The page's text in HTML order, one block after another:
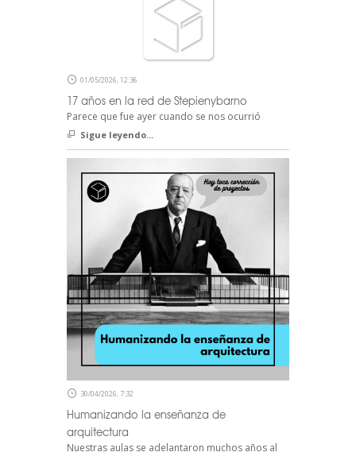
01/05/2026, 12:36
17 años en la red de Stepienybarno
Parece que fue ayer cuando se nos ocurrió
Sigue leyendo...
30/04/2026, 7:32
Humanizando la enseñanza de
arquitectura
Nuestras aulas se adelantaron muchos años al